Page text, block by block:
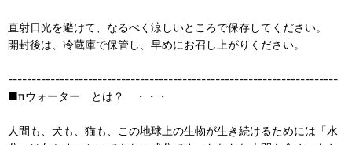
直射日光を避けて、なるべく涼しいところで保存してください。
開封後は、冷蔵庫で保管し、早めにお召し上がりください。
----------------------------------------------------------------------
■πウォーター とは？ ・・・
人間も、犬も、猫も、この地球上の生物が生き続けるためには「水